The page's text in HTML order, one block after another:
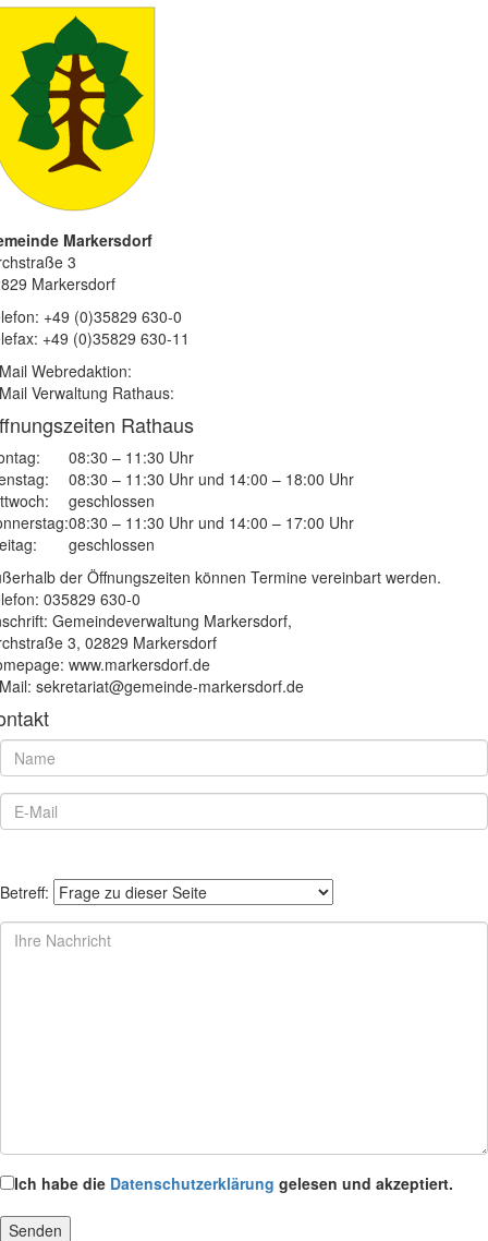
Markersdorf
3
Markersdorf
+49 (0)35829 630-0
+49 (0)35829 630-11
Webredaktion:
Verwaltung Rathaus:
Rathaus
08:30 – 11:30 Uhr
08:30 – 11:30 Uhr und 14:00 – 18:00 Uhr
geschlossen
08:30 – 11:30 Uhr und 14:00 – 17:00 Uhr
geschlossen
der Öffnungszeiten können Termine vereinbart werden.
035829 630-0
Gemeindeverwaltung Markersdorf,
3, 02829 Markersdorf
www.markersdorf.de
sekretariat@gemeinde-markersdorf.de
Betreff:
Ich habe die Datenschutzerklärung gelesen und akzeptiert.